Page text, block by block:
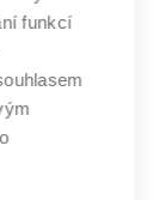
funkcí